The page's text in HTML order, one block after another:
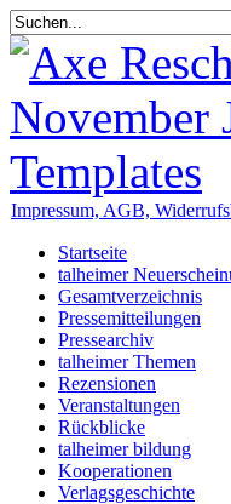
Impressum, AGB,
Startseite
talheimer
Gesamtverzeichnis
Pressemitteilungen
Pressearchiv
talheimer Themen
Rezensionen
Veranstaltungen
Rückblicke
talheimer bildung
Kooperationen
Verlagsgeschichte